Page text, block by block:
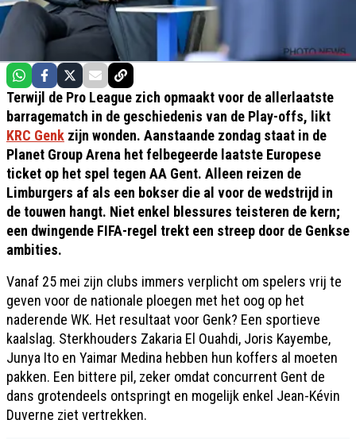
Terwijl de Pro League zich opmaakt voor de allerlaatste
barragematch in de geschiedenis van de Play-offs, likt
KRC Genk zijn wonden. Aanstaande zondag staat in de
Planet Group Arena het felbegeerde laatste Europese
ticket op het spel tegen AA Gent. Alleen reizen de
Limburgers af als een bokser die al voor de wedstrijd in
de touwen hangt. Niet enkel blessures teisteren de kern;
een dwingende FIFA-regel trekt een streep door de Genkse
ambities.
Vanaf 25 mei zijn clubs immers verplicht om spelers vrij te
geven voor de nationale ploegen met het oog op het
naderende WK. Het resultaat voor Genk? Een sportieve
kaalslag. Sterkhouders Zakaria El Ouahdi, Joris Kayembe,
Junya Ito en Yaimar Medina hebben hun koffers al moeten
pakken. Een bittere pil, zeker omdat concurrent Gent de
dans grotendeels ontspringt en mogelijk enkel Jean-Kévin
Duverne ziet vertrekken.